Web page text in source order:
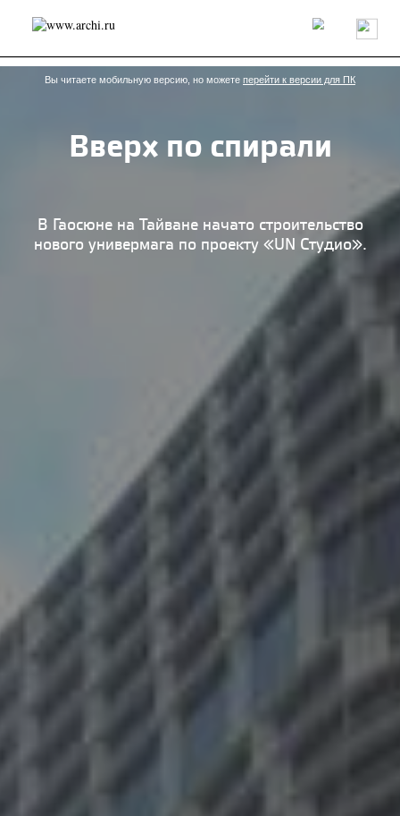
Россия Мир Технологии Интерьер Пресса
Архитекторы
Проекты
Конкурсы События Книги Вакансии
send.project Анонсы конкурсов
Блог
Интервью Исследование
Дизайн
Иностранцы в России
Интерьер
Книги
Наследие Образование
Урбанистика
Вы читаете мобильную версию, но можете перейти к версии для ПК
Вверх по спирали
В Гаосюне на Тайване начато строительство
нового универмага по проекту «UN Студио».